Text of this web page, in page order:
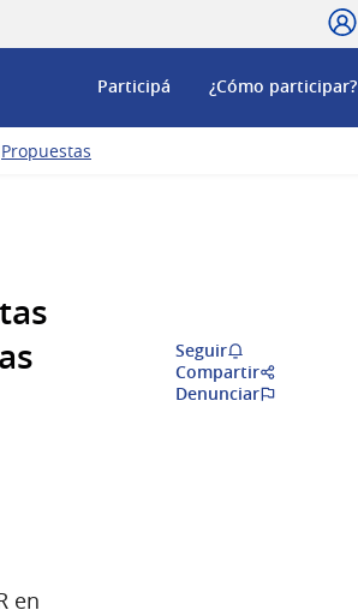
Participá ¿Cómo participar?
Propuestas
en
Seguir
Compartir
Denunciar